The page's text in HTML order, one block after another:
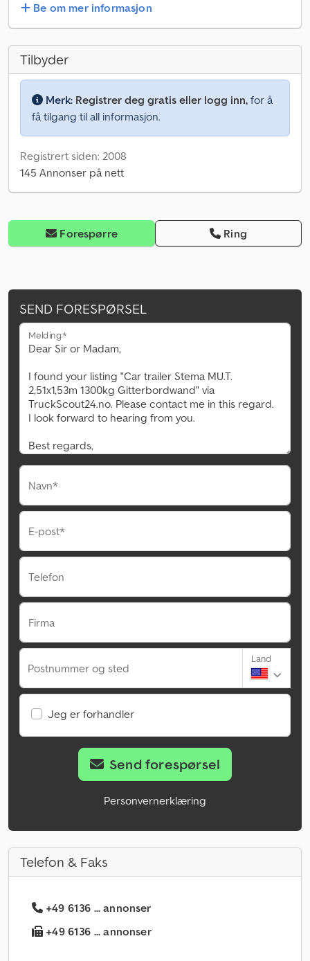
Be om mer informasjon
Tilbyder
Merk: Registrer deg gratis eller logg inn, for å
få tilgang til all informasjon.
Registrert siden: 2008
145 Annonser på nett
Forespørre Ring
SEND FORESPØRSEL
Melding*
Navn*
E-post*
Telefon
Firma
Postnummer og sted
Land
Jeg er forhandler
Send forespørsel
Personvernerklæring
Telefon & Faks
+49 6136 ... annonser
+49 6136 ... annonser